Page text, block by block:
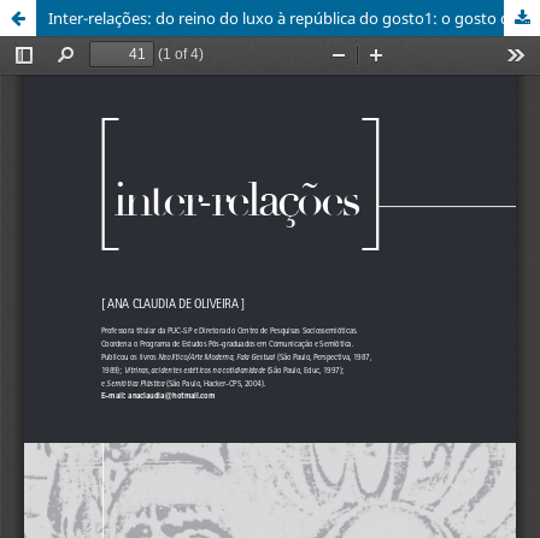
Inter-relações: do reino do luxo à república do gosto1: o gosto das interações sociais